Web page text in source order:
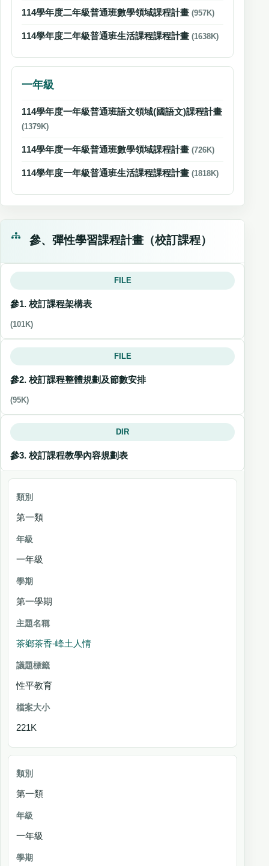
114學年度二年級普通班數學領域課程計畫 (957K)
114學年度二年級普通班生活課程課程計畫 (1638K)
一年級
114學年度一年級普通班語文領域(國語文)課程計畫
(1379K)
114學年度一年級普通班數學領域課程計畫 (726K)
114學年度一年級普通班生活課程課程計畫 (1818K)
參、彈性學習課程計畫（校訂課程）
FILE
參1. 校訂課程架構表
(101K)
FILE
參2. 校訂課程整體規劃及節數安排
(95K)
DIR
參3. 校訂課程教學內容規劃表
類別
年
級
主題名稱
議
題
籤
第一類
一年級
第一學期
茶鄉茶香-峰土人情
性平教育
221K
第一類
一年級